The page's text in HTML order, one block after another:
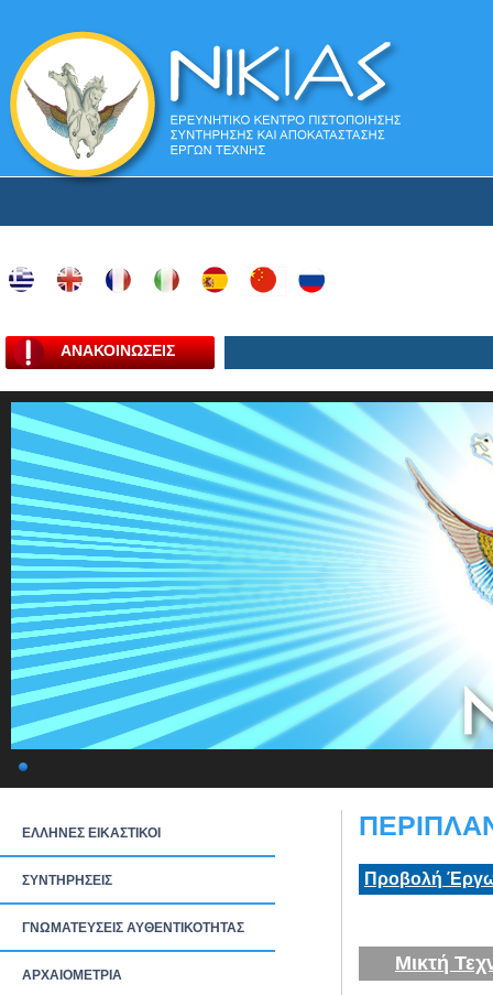
ΑΝΑΚΟΙΝΩΣΕΙΣ
ΕΛΛΗΝΕΣ ΕΙΚΑΣΤΙΚΟΙ
ΣΥΝΤΗΡΗΣΕΙΣ
ΓΝΩΜΑΤΕΥΣΕΙΣ ΑΥΘΕΝΤΙΚΟΤΗΤΑΣ
ΑΡΧΑΙΟΜΕΤΡΙΑ
Προβολή
Μικτή